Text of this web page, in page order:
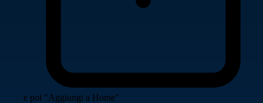
e poi "Aggiungi a Home"